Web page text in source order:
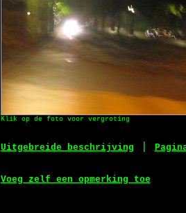
Klik op de foto voor vergroting
Uitgebreide beschrijving
Voeg zelf een opmerking toe